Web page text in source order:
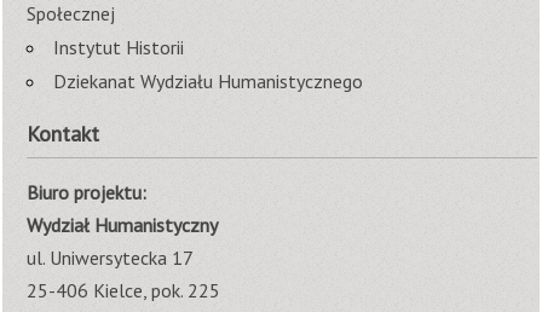
Społecznej
Instytut Historii
Dziekanat Wydziału Humanistycznego
Kontakt
Biuro projektu:
Wydział Humanistyczny
ul. Uniwersytecka 17
25-406 Kielce, pok. 225